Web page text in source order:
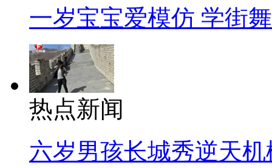
一岁宝宝爱模仿 学街
热点新闻
六岁男孩长城秀逆天机